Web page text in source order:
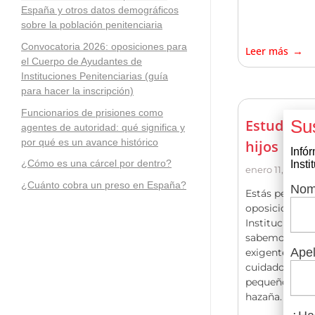
Leer más
Estudiar
hijos
enero 11, 2022
Estás
oposiciones
Instituciones
sabemos que
exigente,
cuidado de
pequeños, se
hazaña.
España y otros datos demográficos
sobre la población penitenciaria
Convocatoria 2026: oposiciones para
el Cuerpo de Ayudantes de
Instituciones Penitenciarias (guía
para hacer la inscripción)
Funcionarios de prisiones como
agentes de autoridad: qué significa y
por qué es un avance histórico
¿Cómo es una cárcel por dentro?
¿Cuánto cobra un preso en España?